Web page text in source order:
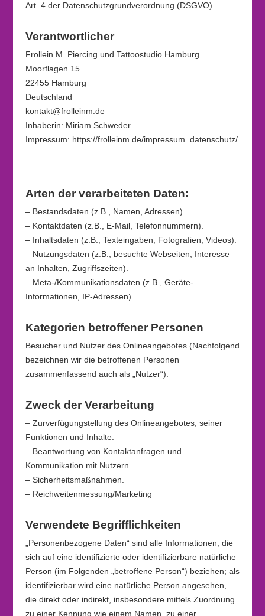
Art. 4 der Datenschutzgrundverordnung (DSGVO).
Verantwortlicher
Frollein M. Piercing und Tattoostudio Hamburg
Moorflagen 15
22455 Hamburg
Deutschland
kontakt@frolleinm.de
Inhaberin: Miriam Schweder
Impressum: https://frolleinm.de/impressum_datenschutz/
Arten der verarbeiteten Daten:
– Bestandsdaten (z.B., Namen, Adressen).
– Kontaktdaten (z.B., E-Mail, Telefonnummern).
– Inhaltsdaten (z.B., Texteingaben, Fotografien, Videos).
– Nutzungsdaten (z.B., besuchte Webseiten, Interesse
an Inhalten, Zugriffszeiten).
– Meta-/Kommunikationsdaten (z.B., Geräte-
Informationen, IP-Adressen).
Kategorien betroffener Personen
Besucher und Nutzer des Onlineangebotes (Nachfolgend
bezeichnen wir die betroffenen Personen
zusammenfassend auch als „Nutzer“).
Zweck der Verarbeitung
– Zurverfügungstellung des Onlineangebotes, seiner
Funktionen und Inhalte.
– Beantwortung von Kontaktanfragen und
Kommunikation mit Nutzern.
– Sicherheitsmaßnahmen.
– Reichweitenmessung/Marketing
Verwendete Begrifflichkeiten
„Personenbezogene Daten“ sind alle Informationen, die
sich auf eine identifizierte oder identifizierbare natürliche
Person (im Folgenden „betroffene Person“) beziehen; als
identifizierbar wird eine natürliche Person angesehen,
die direkt oder indirekt, insbesondere mittels Zuordnung
zu einer Kennung wie einem Namen, zu einer